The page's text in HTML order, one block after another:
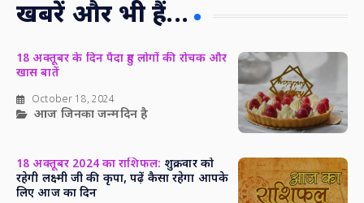
खबरें और भी हैं...
18 अक्तूबर के दिन पैदा हुए लोगों की रोचक और
खास बातें
October 18, 2024
आज जिनका जन्मदिन है
18 अक्तूबर 2024 का राशिफल: शुक्रवार को
रहेगी लक्ष्मी जी की कृपा, पढ़ें कैसा रहेगा आपके
लिए आज का दिन